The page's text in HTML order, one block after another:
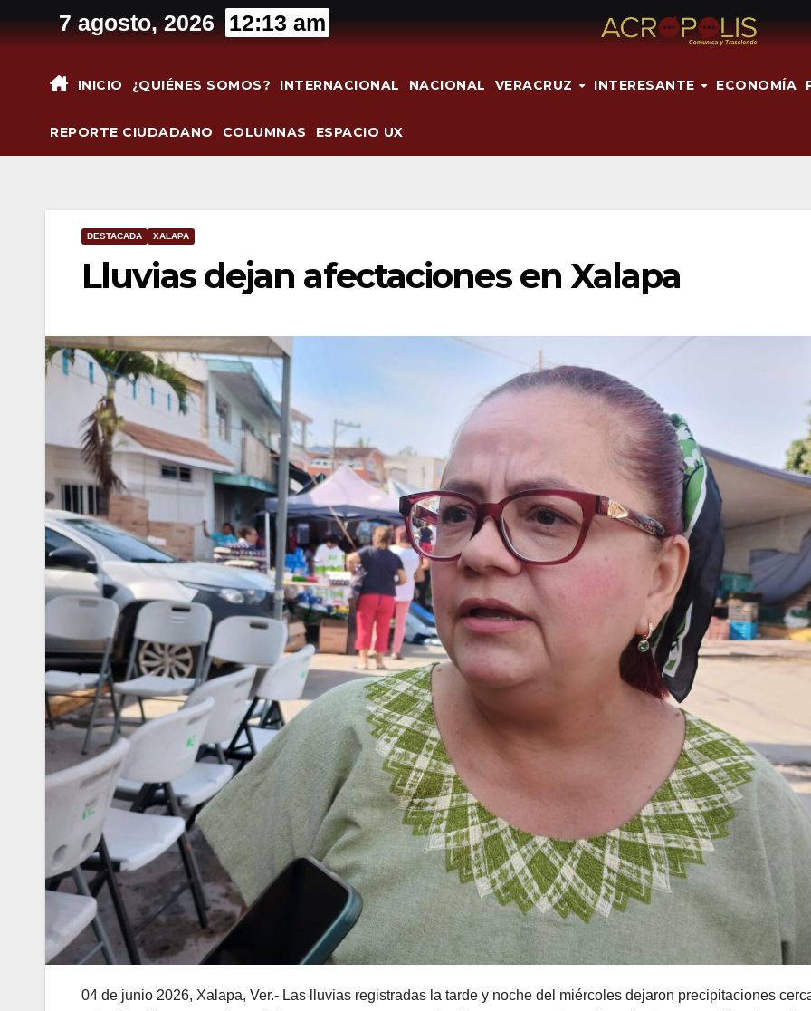
al
7 agosto, 2026 12:13 am
INICIO ¿QUIÉNES SOMOS? INTERNACIONAL NACIONAL VERACRUZ INTERESANTE ECONOMÍA
REPORTE CIUDADANO COLUMNAS ESPACIO UX
DESTACADA XALAPA
Lluvias dejan afectaciones en Xalapa
04 de junio 2026, Xalapa, Ver.- Las lluvias registradas la tarde y noche del miércoles dejaron precipitaciones